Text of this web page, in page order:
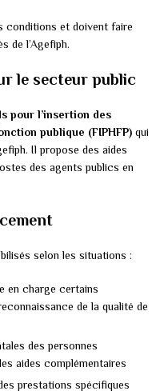
conditions et doivent faire
de l’Agefiph.
le secteur public
pour l’insertion des
publique (FIPHFP) qui
Il propose des aides
des agents publics en
selon les situations :
en charge certains
de la qualité de
des personnes
aides complémentaires
prestations spécifiques